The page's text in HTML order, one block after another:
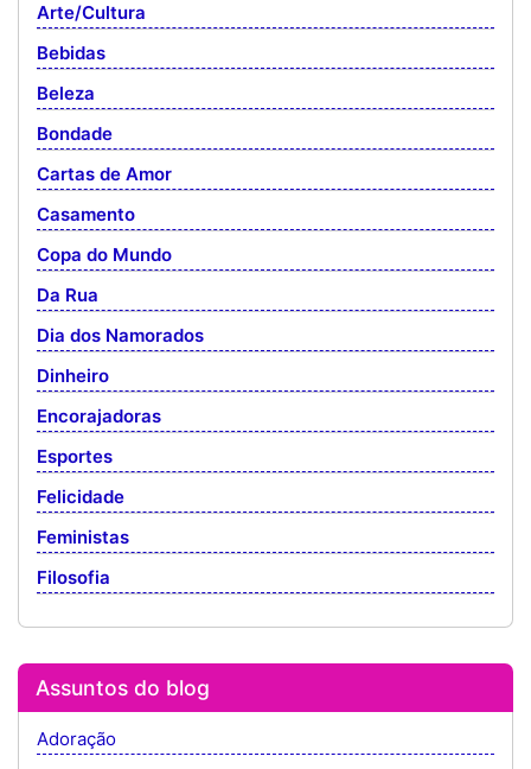
Arte/Cultura
Bebidas
Beleza
Bondade
Cartas de Amor
Casamento
Copa do Mundo
Da Rua
Dia dos Namorados
Dinheiro
Encorajadoras
Esportes
Felicidade
Feministas
Filosofia
Assuntos do blog
Adoração